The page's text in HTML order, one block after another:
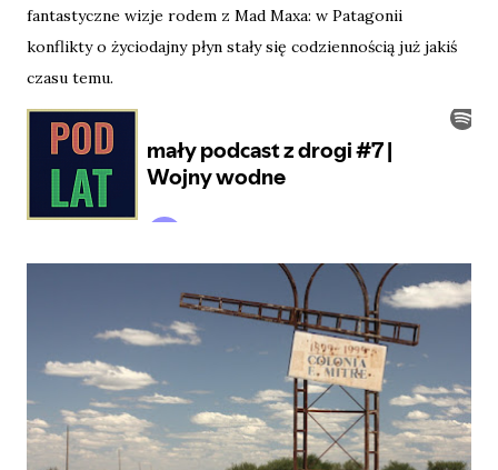
fantastyczne wizje rodem z Mad Maxa: w Patagonii
konflikty o życiodajny płyn stały się codziennością już jakiś
czasu temu.